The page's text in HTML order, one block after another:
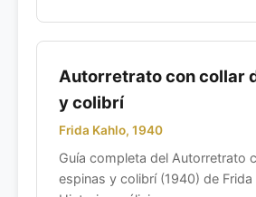
Autorretrato con collar
y colibrí
Frida Kahlo, 1940
Guía completa del Autorretrato
espinas y colibrí (1940) de Frida